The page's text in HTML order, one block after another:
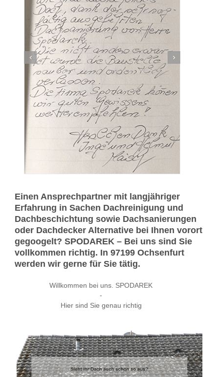
Einen Ansprechpartner mit langjähriger
Erfahrung in Sachen Dachreinigung und
Dachbeschichtung sowie Dachsanierungen
oder Dachdecker Alternative bei Ihnen vorort
gegoogelt? SPODAREK – Bei uns sind Sie
vollkommen richtig. In 97199 Ochsenfurt
werden wir gerne für Sie tätig.
Willkommen bei uns. SPODAREK
-
Hier sind Sie genau richtig